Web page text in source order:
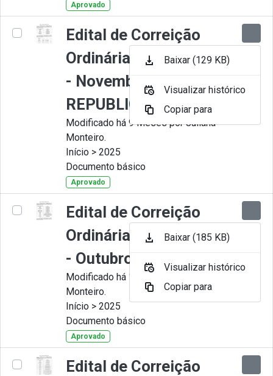
Aprovado
Edital de Correição
Ordinária nº 011-2025
- Novembro -
REPUBLICADO
Modificado há 9 Meses por Juliana
Monteiro.
Início > 2025
Documento básico
Aprovado
Edital de Correição
Ordinária nº 010-2025
- Outubro
Modificado há 11 Meses por Juliana
Monteiro.
Início > 2025
Documento básico
Aprovado
Edital de Correição
Baixar (129 KB)
Visualizar histórico
Copiar para
Baixar (185 KB)
Visualizar histórico
Copiar para